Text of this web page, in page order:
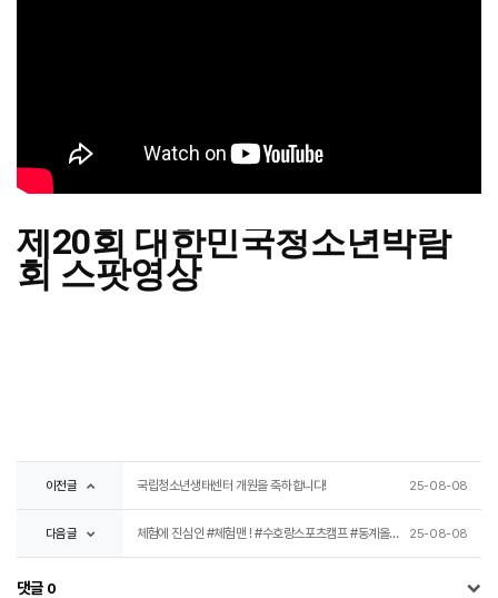
제20회 대한민국청소년박람
회 스팟영상
이전글 국립청소년생태센터 개원을 축하합니다! 25-08-08
다음글 체험에 진심인 #체험맨 ! #수호랑스포츠캠프 #동계올림픽 #강원2024 #동계청소년올림픽대회 #청소년 25-08-08
댓글 0